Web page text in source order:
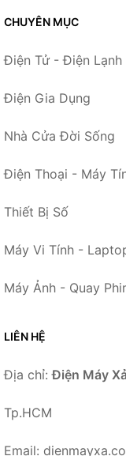
CHUYÊN MỤC
Điện Tử - Điện Lạnh
Điện Gia Dụng
Nhà Cửa Đời Sống
Điện Thoại - Máy
Thiết Bị Số
Máy Vi Tính -
Máy Ảnh - Quay
LIÊN HỆ
Địa chỉ:Điện Máy
Tp.HCM
Email: